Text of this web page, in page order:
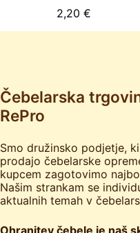
2,20 €
Čebelarska
RePro
Smo družinsko podjetje,
prodajo čebelarske
kupcem zagotovimo
Našim strankam se
aktualnih temah v